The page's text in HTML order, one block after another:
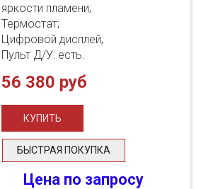
яркости пламени;
Термостат;
Цифровой дисплей;
Пульт Д/У: есть.
56 380 руб
БЫСТРАЯ ПОКУПКА
Цена по запросу